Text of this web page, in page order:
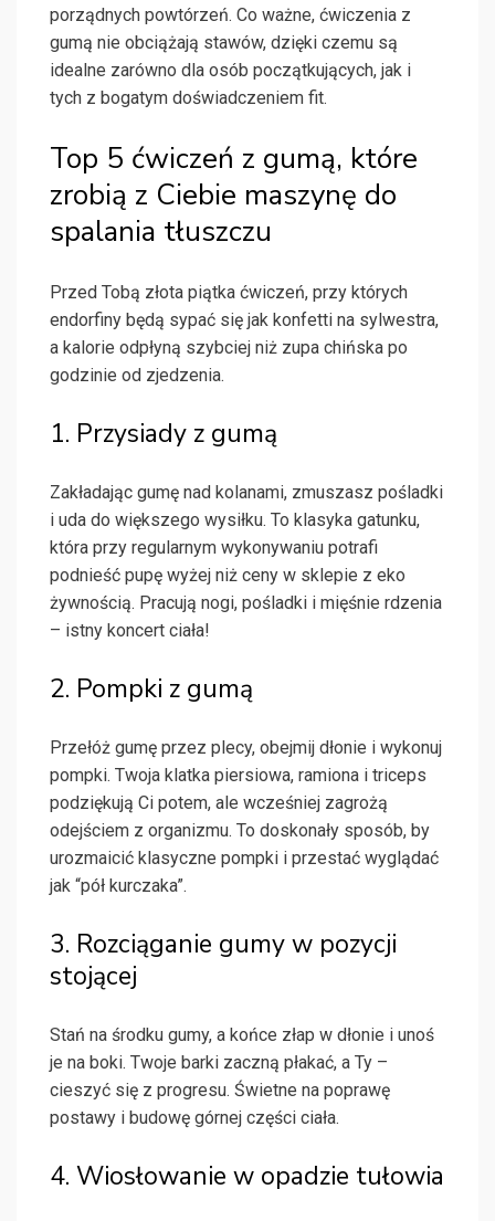
porządnych powtórzeń. Co ważne, ćwiczenia z
gumą nie obciążają stawów, dzięki czemu są
idealne zarówno dla osób początkujących, jak i
tych z bogatym doświadczeniem fit.
Top 5 ćwiczeń z gumą, które
zrobią z Ciebie maszynę do
spalania tłuszczu
Przed Tobą złota piątka ćwiczeń, przy których
endorfiny będą sypać się jak konfetti na sylwestra,
a kalorie odpłyną szybciej niż zupa chińska po
godzinie od zjedzenia.
1. Przysiady z gumą
Zakładając gumę nad kolanami, zmuszasz pośladki
i uda do większego wysiłku. To klasyka gatunku,
która przy regularnym wykonywaniu potrafi
podnieść pupę wyżej niż ceny w sklepie z eko
żywnością. Pracują nogi, pośladki i mięśnie rdzenia
– istny koncert ciała!
2. Pompki z gumą
Przełóż gumę przez plecy, obejmij dłonie i wykonuj
pompki. Twoja klatka piersiowa, ramiona i triceps
podziękują Ci potem, ale wcześniej zagrożą
odejściem z organizmu. To doskonały sposób, by
urozmaicić klasyczne pompki i przestać wyglądać
jak “pół kurczaka”.
3. Rozciąganie gumy w pozycji
stojącej
Stań na środku gumy, a końce złap w dłonie i unoś
je na boki. Twoje barki zaczną płakać, a Ty –
cieszyć się z progresu. Świetne na poprawę
postawy i budowę górnej części ciała.
4. Wiosłowanie w opadzie tułowia